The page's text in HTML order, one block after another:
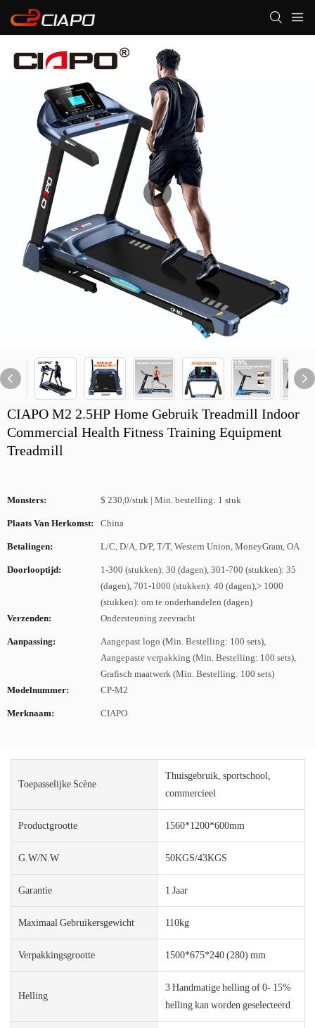
CIAPO M2 2.5HP Home Gebruik Treadmill Indoor
Commercial Health Fitness Training Equipment
Treadmill
Monsters: $ 230,0/stuk | Min. bestelling: 1 stuk
Plaats Van Herkomst: China
Betalingen: L/C, D/A, D/P, T/T, Western Union, MoneyGram, OA
Doorlooptijd:
1-300 (stukken): 30 (dagen), 301-700 (stukken): 35
(dagen), 701-1000 (stukken): 40 (dagen),> 1000
(stukken): om te onderhandelen (dagen)
Verzenden:
Ondersteuning zeevracht
Aanpassing:
Aangepast logo (Min. Bestelling: 100 sets),
Aangepaste verpakking (Min. Bestelling: 100 sets),
Grafisch maatwerk (Min. Bestelling: 100 sets)
Modelnummer:
CP-M2
Merknaam: CIAPO
Toepasselijke Scène
Thuisgebruik, sportschool,
commercieel
Productgrootte 1560*1200*600mm
G.W/N.W 50KGS/43KGS
Garantie 1 Jaar
Maximaal Gebruikersgewicht 110kg
Verpakkingsgrootte 1500*675*240 (280) mm
Helling
3 Handmatige helling of 0- 15%
helling kan worden geselecteerd